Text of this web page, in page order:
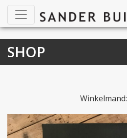
SHOP
Winkelmand: